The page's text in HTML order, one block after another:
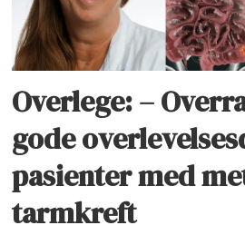
Overlege: –
gode
pasienter med
tarmkreft